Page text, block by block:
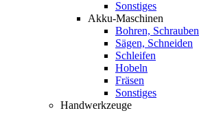
Sonstiges
Akku-Maschinen
Bohren, Schrauben
Sägen, Schneiden
Schleifen
Hobeln
Fräsen
Sonstiges
Handwerkzeuge